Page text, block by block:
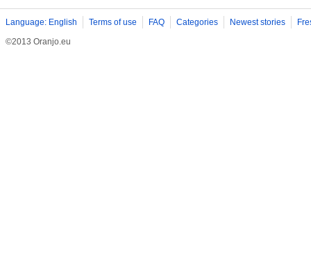
Language: English Terms of use FAQ Categories Newest stories
©2013 Oranjo.eu